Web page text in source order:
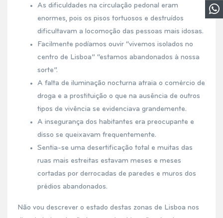
As dificuldades na circulação pedonal eram
enormes, pois os pisos tortuosos e destruídos
dificultavam a locomoção das pessoas mais idosas.
Facilmente podíamos ouvir “vivemos isolados no
centro de Lisboa” “estamos abandonados à nossa
sorte”.
A falta de iluminação nocturna atraia o comércio de
droga e a prostituição o que na ausência de outros
tipos de vivência se evidenciava grandemente.
A insegurança dos habitantes era preocupante e
disso se queixavam frequentemente.
Sentia-se uma desertificação total e muitas das
ruas mais estreitas estavam meses e meses
cortadas por derrocadas de paredes e muros dos
prédios abandonados.
Não vou descrever o estado destas zonas de Lisboa nos